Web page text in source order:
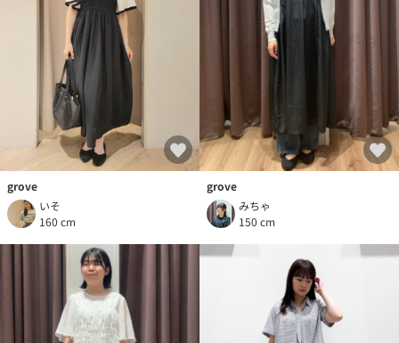
grove
いそ
160 cm
grove
みちゃ
150 cm